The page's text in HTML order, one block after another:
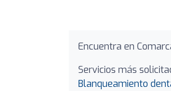
Encuentra en
Servicios más
Blanqueamiento